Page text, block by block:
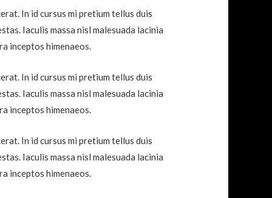
In id cursus mi pretium tellus duis
Iaculis massa nisl malesuada lacinia
inceptos himenaeos.
In id cursus mi pretium tellus duis
Iaculis massa nisl malesuada lacinia
inceptos himenaeos.
In id cursus mi pretium tellus duis
Iaculis massa nisl malesuada lacinia
inceptos himenaeos.